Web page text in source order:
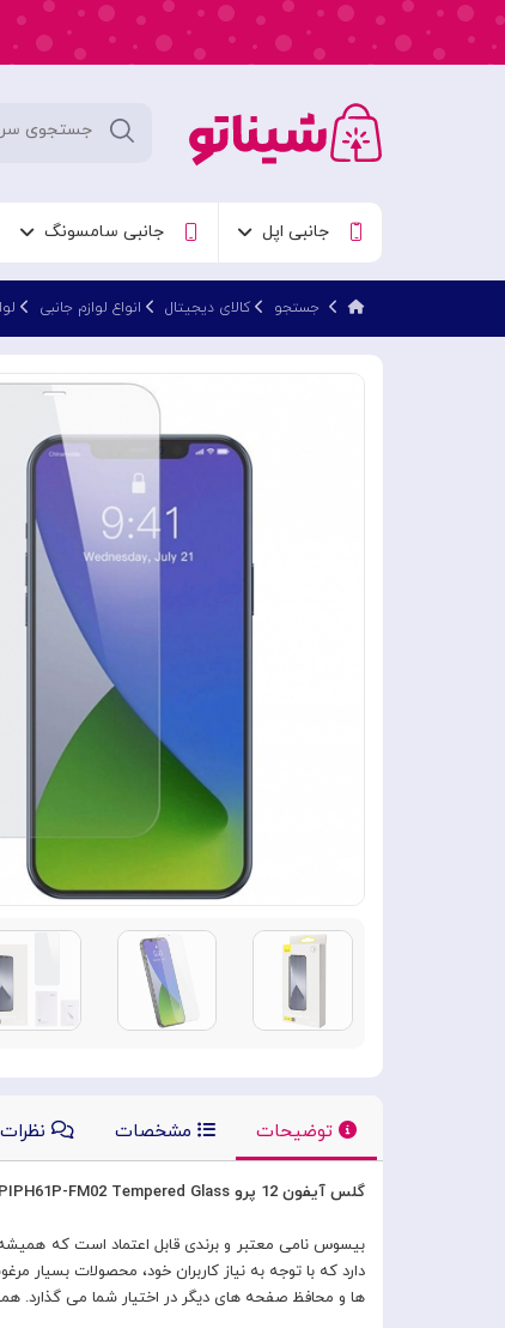
جانبی اپل جانبی سامسونگ
جستجو کالای دیجیتال انواع لوازم جانبی
توضیحات مشخصات نظرات
گلس آیفون 12 پرو Apple iPhone 12 Pro Baseus SGAPIPH61P-FM02 Tempered Glass
بیسوس نامی معتبر و برندی قابل اعتماد است که همیشه
ها و محافظ صفحه های دیگر در اختیار شما می